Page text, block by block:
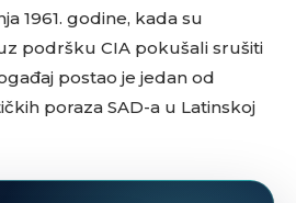
1961. godine, kada su
podršku CIA pokušali srušiti
postao je jedan od
poraza SAD-a u Latinskoj